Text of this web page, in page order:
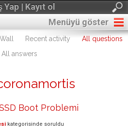
Yap | Kayıt ol
Menüyü göster
Wall Recent activity
All questions
All answers
Boot Problemi
kategorisinde soruldu